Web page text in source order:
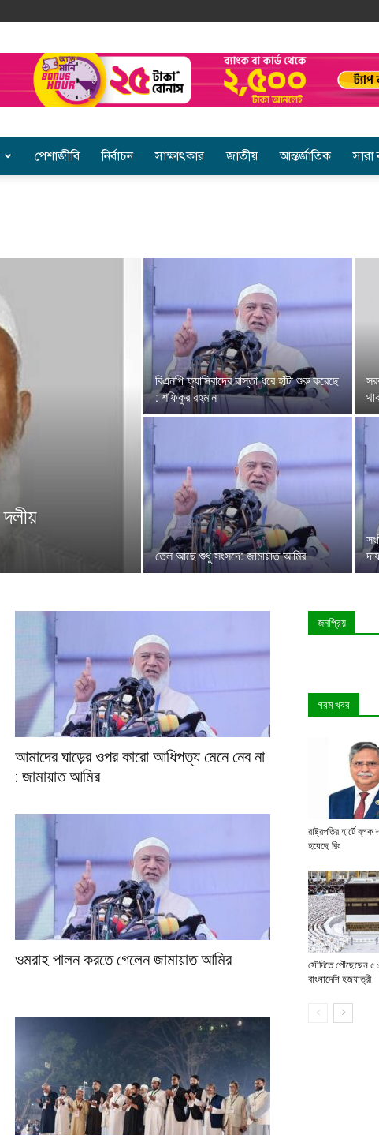
পেশাজীবি নির্বাচন সাক্ষাৎকার জাতীয় আন্তর্জাতিক সারা
বিএনপি ফ্যাসিবাদের রাস্তা ধরে হাঁটা শুরু করেছে
: শফিকুর রহমান
তেল আছে শুধু সংসদে: জামায়াত আমির
আমাদের ঘাড়ের ওপর কারো আধিপত্য মেনে নেব না
: জামায়াত আমির
ওমরাহ পালন করতে গেলেন জামায়াত আমির
জনপ্রিয়
গরম খবর
রাষ্ট্রপতির হার্টে
হয়েছে রিং
সৌদিতে পৌঁছেছেন
বাংলাদেশি হজযাত্রী